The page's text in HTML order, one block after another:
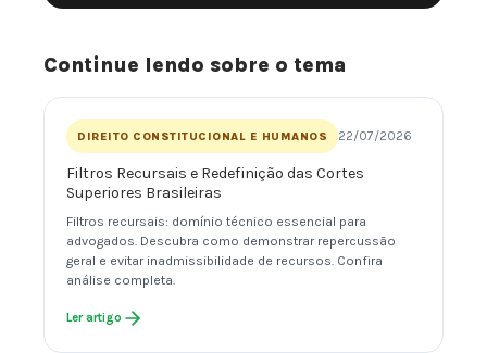
Continue lendo sobre o tema
DIREITO CONSTITUCIONAL E HUMANOS 22/07/2026
Filtros Recursais e Redefinição das Cortes
Superiores Brasileiras
Filtros recursais: domínio técnico essencial para
advogados. Descubra como demonstrar repercussão
geral e evitar inadmissibilidade de recursos. Confira
análise completa.
Ler artigo